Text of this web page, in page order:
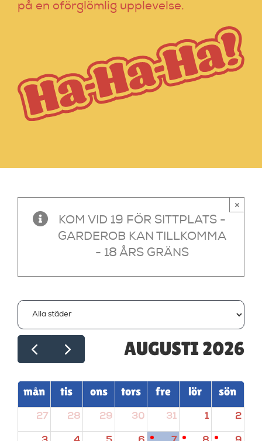
på en oförglömlig upplevelse.
KOM VID 19 FÖR SITTPLATS -
GARDEROB KAN TILLKOMMA
- 18 ÅRS GRÄNS
×
AUGUSTI 2026
mån tis ons tors fre lör sön
27 28 29 30 31 1 2